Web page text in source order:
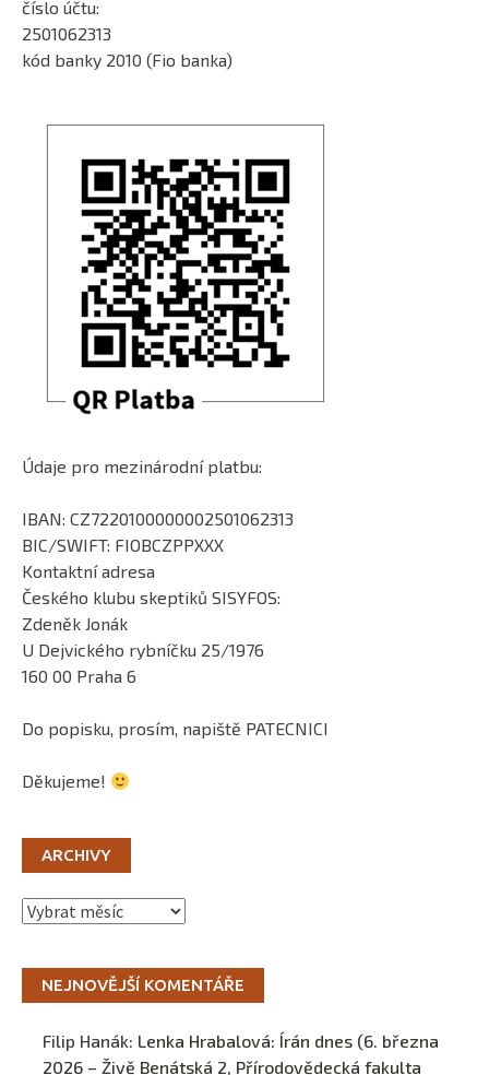
číslo účtu:
2501062313
kód banky 2010 (Fio banka)
Údaje pro mezinárodní platbu:
IBAN: CZ7220100000002501062313
BIC/SWIFT: FIOBCZPPXXX
Kontaktní adresa
Českého klubu skeptiků SISYFOS:
Zdeněk Jonák
U Dejvického rybníčku 25/1976
160 00 Praha 6
Do popisku, prosím, napiště PATECNICI
Děkujeme!
ARCHIVY
Archivy
NEJNOVĚJŠÍ KOMENTÁŘE
Filip Hanák: Lenka Hrabalová: Írán dnes (6. března
2026 – Živě Benátská 2, Přírodovědecká fakulta